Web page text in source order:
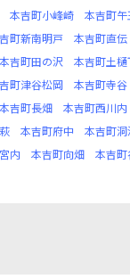
本吉町小峰崎 本吉町午
町新南明戸 本吉町直伝
本吉町田の沢 本吉町土樋
町津谷松岡 本吉町寺谷
本吉町長畑 本吉町西川内
本吉町府中 本吉町洞
内 本吉町向畑 本吉町